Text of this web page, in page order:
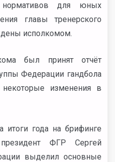
нормативов для юных
главы тренерского
исполкомом.
был принят отчёт
Федерации гандбола
изменения в
итоги года на брифинге
ФГР Сергей
выделил основные